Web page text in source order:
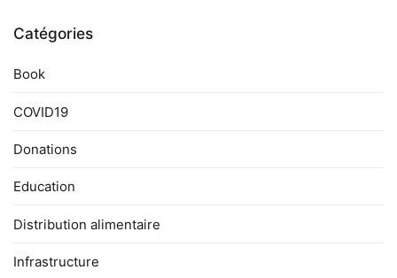
Catégories
Book
COVID19
Donations
Education
Distribution alimentaire
Infrastructure